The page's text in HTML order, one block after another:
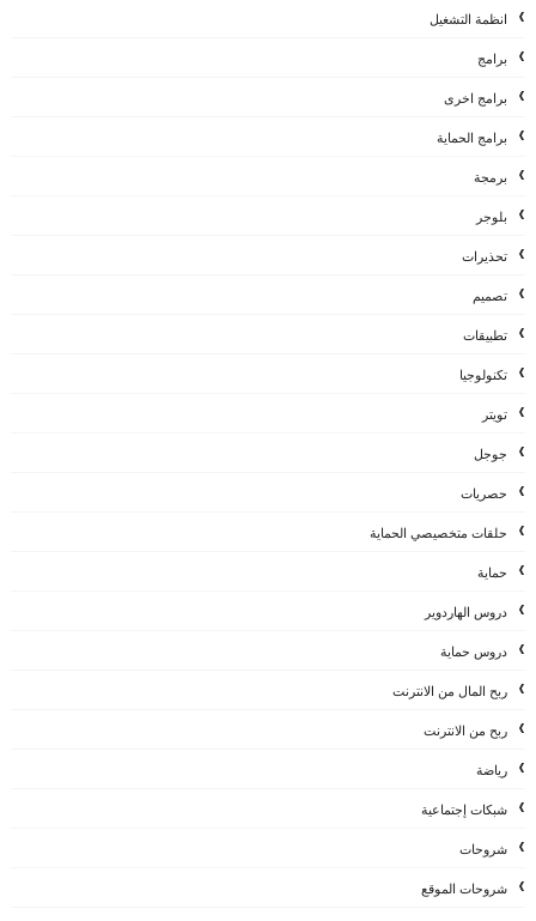
انظمة التشغيل
برامج
برامج اخرى
برامج الحماية
برمجة
بلوجر
تحذيرات
تصميم
تطبيقات
تكنولوجيا
تويتر
جوجل
حصريات
حلقات متخصيصي الحماية
حماية
دروس الهاردوير
دروس حماية
ربح المال من الانترنت
ربح من الانترنت
رياضة
شبكات إجتماعية
شروحات
شروحات الموقع